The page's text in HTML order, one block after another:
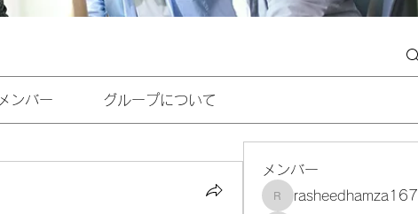
メンバー グループについて
メンバー
rasheedhamza167
rasheedhamza167